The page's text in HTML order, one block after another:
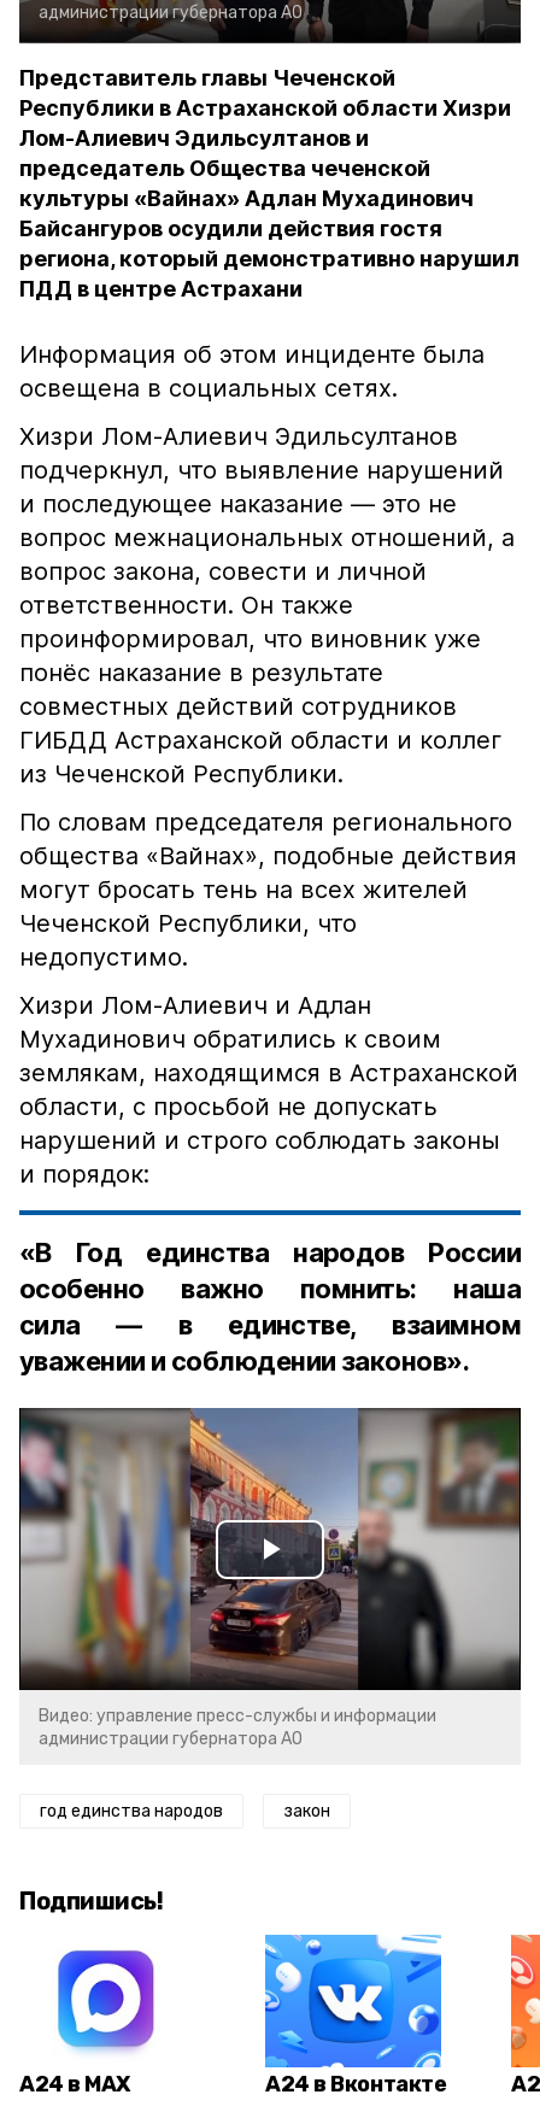
администрации губернатора АО
Представитель главы Чеченской
Республики в Астраханской области Хизри
Лом-Алиевич Эдильсултанов и
председатель Общества чеченской
культуры «Вайнах» Адлан Мухадинович
Байсангуров осудили действия гостя
региона, который демонстративно нарушил
ПДД в центре Астрахани
Информация об этом инциденте была
освещена в социальных сетях.
Хизри Лом-Алиевич Эдильсултанов
подчеркнул, что выявление нарушений
и последующее наказание — это не
вопрос межнациональных отношений, а
вопрос закона, совести и личной
ответственности. Он также
проинформировал, что виновник уже
понёс наказание в результате
совместных действий сотрудников
ГИБДД Астраханской области и коллег
из Чеченской Республики.
По словам председателя регионального
общества «Вайнах», подобные действия
могут бросать тень на всех жителей
Чеченской Республики, что
недопустимо.
Хизри Лом-Алиевич и Адлан
Мухадинович обратились к своим
землякам, находящимся в Астраханской
области, с просьбой не допускать
нарушений и строго соблюдать законы
и порядок:
«В Год единства народов России
особенно важно помнить: наша
сила — в единстве, взаимном
уважении и соблюдении законов».
Play
Video
Видео: управление пресс-службы и информации
администрации губернатора АО
год единства народов закон
Подпишись!
А24 в MAX А24 в Вконтакте